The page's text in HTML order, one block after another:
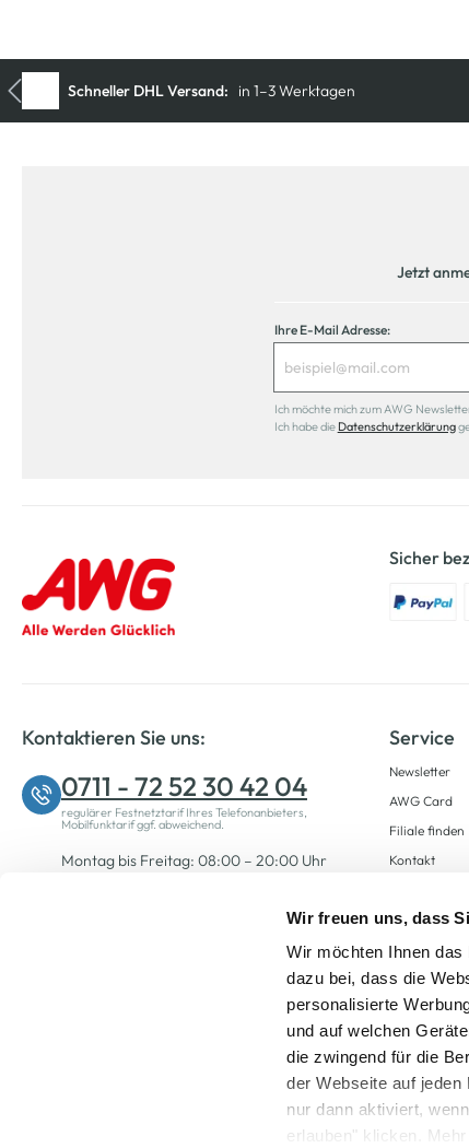
Wir freuen uns, dass
Wir möchten Ihnen das
dazu bei, dass die
personalisierte
und auf welchen
die zwingend für die
der Webseite auf
nur dann aktiviert,
erlauben" klicken.
Jetzt
Ihre E-Mail Adresse:
Ich möchte mich zum AWG
Ich habe die Datenschutzerklärung
Sicher
Kontaktieren Sie uns:
0711 - 72 52 30 42 04
regulärer Festnetztarif Ihres Telefonanbieters,
Mobilfunktarif ggf. abweichend.
Montag bis Freitag: 08:00 – 20:00 Uhr
Service
Newsletter
AWG Card
Filiale finden
Kontakt
Alle Preise